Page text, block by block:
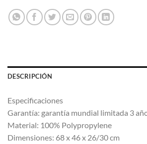
DESCRIPCIÓN
Especificaciones
Garantía: garantía mundial limitada 3
Material: 100% Polypropylene
Dimensiones: 68 x 46 x 26/30 cm